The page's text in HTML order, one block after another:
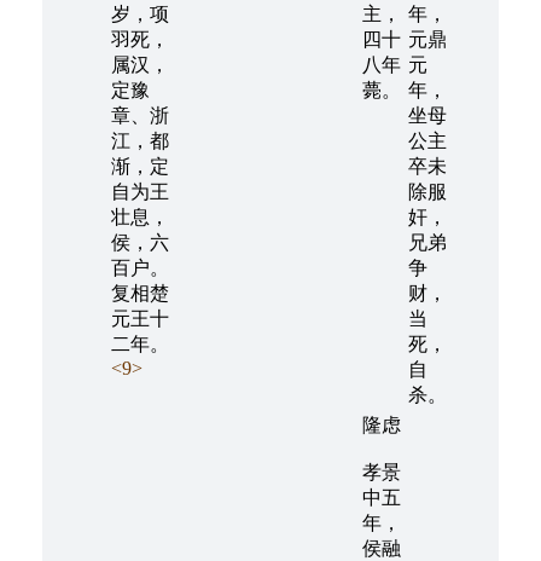
岁，项
羽死，
属汉，
定豫
章、浙
江，都
渐，定
自为王
壮息，
侯，六
百户。
复相楚
元王十
二年。
<9>
主，
四十
八年
薨。
年，
元鼎
元
年，
坐母
公主
卒未
除服
奸，
兄弟
争
财，
当
死，
自
杀。
隆虑
孝景
中五
年，
侯融